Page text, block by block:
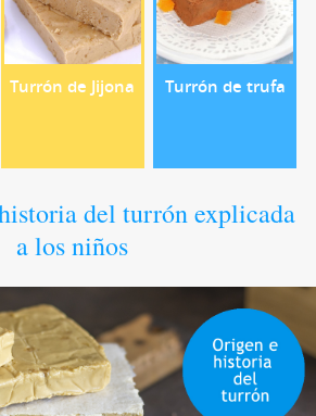
Turrón de Jijona Turrón de trufa
del turrón explicada
a los niños